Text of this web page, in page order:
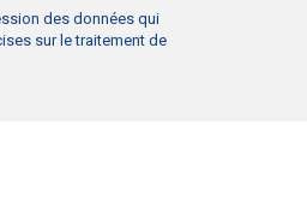
des données qui
sur le traitement de